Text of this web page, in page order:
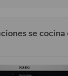
se